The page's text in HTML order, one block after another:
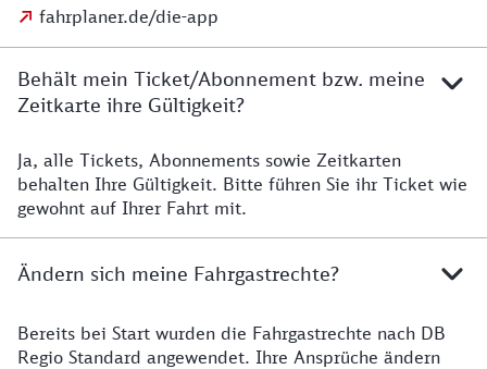
fahrplaner.de/die-app
Behält mein Ticket/Abonnement bzw. meine
Zeitkarte ihre Gültigkeit?
Details zur Zeitkarte
Ja, alle Tickets, Abonnements sowie Zeitkarten
behalten Ihre Gültigkeit. Bitte führen Sie ihr Ticket wie
gewohnt auf Ihrer Fahrt mit.
Ändern sich meine Fahrgastrechte?
Details zu Fahrgastrechten
Bereits bei Start wurden die Fahrgastrechte nach DB
Regio Standard angewendet. Ihre Ansprüche ändern